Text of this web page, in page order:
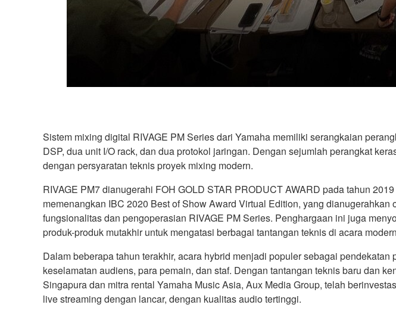
Sistem mixing digital RIVAGE PM Series dari Yamaha memiliki serangkaian
DSP, dua unit I/O rack, dan dua protokol jaringan. Dengan sejumlah perangkat
dengan persyaratan teknis proyek mixing modern.
RIVAGE PM7 dianugerahi FOH GOLD STAR PRODUCT AWARD pada tahun
memenangkan IBC 2020 Best of Show Award Virtual Edition, yang
fungsionalitas dan pengoperasian RIVAGE PM Series. Penghargaan ini juga
produk-produk mutakhir untuk mengatasi berbagai tantangan teknis di acara
Dalam beberapa tahun terakhir, acara hybrid menjadi populer sebagai
keselamatan audiens, para pemain, dan staf. Dengan tantangan teknis baru dan
Singapura dan mitra rental Yamaha Music Asia, Aux Media Group, telah
live streaming dengan lancar, dengan kualitas audio tertinggi.